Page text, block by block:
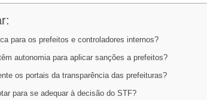
para os prefeitos e controladores internos?
autonomia para aplicar sanções a prefeitos?
os portais da transparência das prefeituras?
para se adequar à decisão do STF?